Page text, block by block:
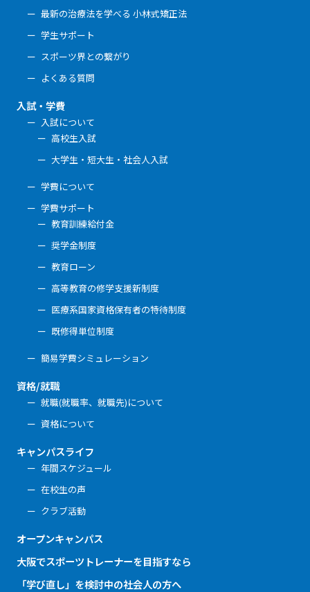
最新の治療法を学べる 小林式矯正法
学生サポート
スポーツ界との繋がり
よくある質問
入試・学費
入試について
高校生入試
大学生・短大生・社会人入試
学費について
学費サポート
教育訓練給付金
奨学金制度
教育ローン
高等教育の修学支援新制度
医療系国家資格保有者の特待制度
既修得単位制度
簡易学費シミュレーション
資格/就職
就職(就職率、就職先)について
資格について
キャンパスライフ
年間スケジュール
在校生の声
クラブ活動
オープンキャンパス
大阪でスポーツトレーナーを目指すなら
「学び直し」を検討中の社会人の方へ